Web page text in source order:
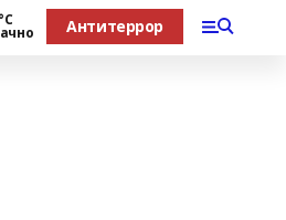
Антитеррор